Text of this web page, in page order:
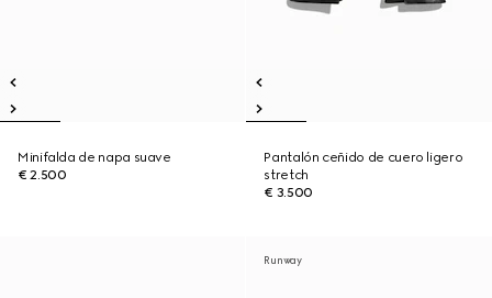
Minifalda de napa suave
€ 2.500
Pantalón ceñido de cuero ligero
stretch
€ 3.500
Runway